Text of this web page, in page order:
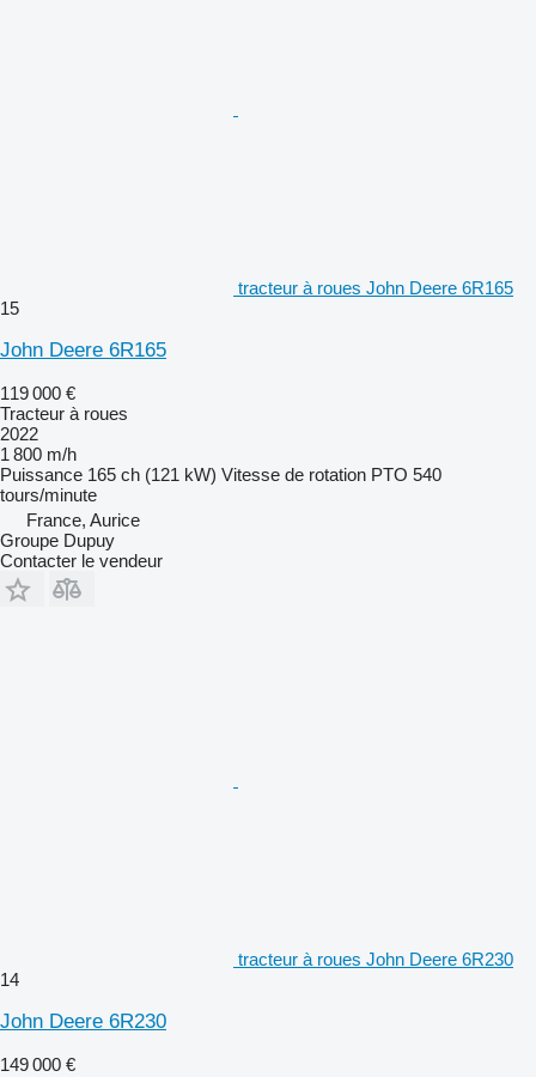
tracteur à roues John Deere 6R165
15
John Deere 6R165
119 000 €
Tracteur à roues
2022
1 800 m/h
Puissance 165 ch (121 kW) Vitesse de rotation PTO 540
tours/minute
France, Aurice
Groupe Dupuy
Contacter le vendeur
tracteur à roues John Deere 6R230
14
John Deere 6R230
149 000 €